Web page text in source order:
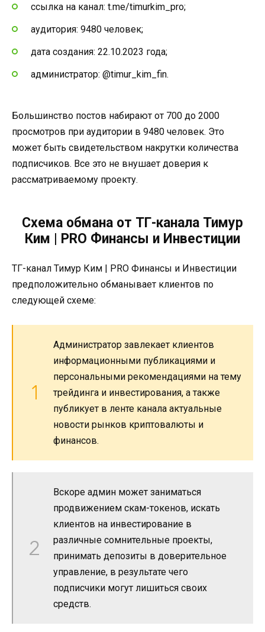
ссылка на канал: t.me/timurkim_pro;
аудитория: 9480 человек;
дата создания: 22.10.2023 года;
администратор: @timur_kim_fin.
Большинство постов набирают от 700 до 2000
просмотров при аудитории в 9480 человек. Это
может быть свидетельством накрутки количества
подписчиков. Все это не внушает доверия к
рассматриваемому проекту.
Схема обмана от ТГ-канала Тимур
Ким | PRO Финансы и Инвестиции
ТГ-канал Тимур Ким | PRO Финансы и Инвестиции
предположительно обманывает клиентов по
следующей схеме:
Администратор завлекает клиентов
информационными публикациями и
персональными рекомендациями на тему
трейдинга и инвестирования, а также
публикует в ленте канала актуальные
новости рынков криптовалюты и
финансов.
Вскоре админ может заниматься
продвижением скам-токенов, искать
клиентов на инвестирование в
различные сомнительные проекты,
принимать депозиты в доверительное
управление, в результате чего
подписчики могут лишиться своих
средств.